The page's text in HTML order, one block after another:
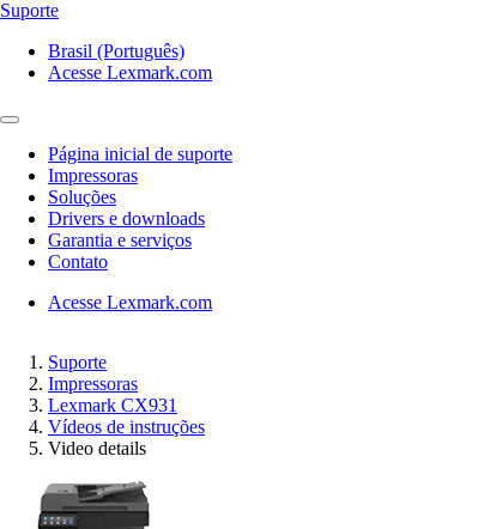
Suporte
Brasil (Português)
Acesse Lexmark.com
Página inicial de suporte
Impressoras
Soluções
Drivers e downloads
Garantia e serviços
Contato
Acesse Lexmark.com
Suporte
Impressoras
Lexmark CX931
Vídeos de instruções
Video details